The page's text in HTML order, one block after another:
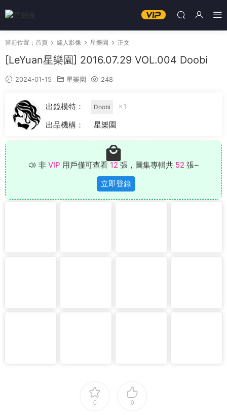
當前位置： 首頁 繡人影像 星樂園 正文
[LeYuan星樂園] 2016.07.29 VOL.004 Doobi
2024-01-15 星樂園 248
出鏡模特： Doobi
×1
出品機構：
星樂園
非 VIP 用戶僅可查看 12 張，圖集專輯共 52 張~
立即登錄
0 0